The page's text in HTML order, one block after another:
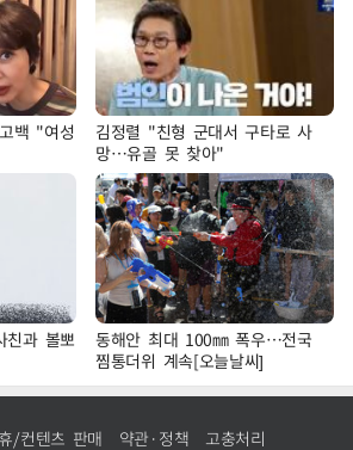
백 "여성
김정렬 "친형 군대서 구타로 사
망…유골 못 찾아"
친과 볼뽀
동해안 최대 100㎜ 폭우…전국
찜통더위 계속[오늘날씨]
/컨텐츠 판매 약관·정책 고충처리